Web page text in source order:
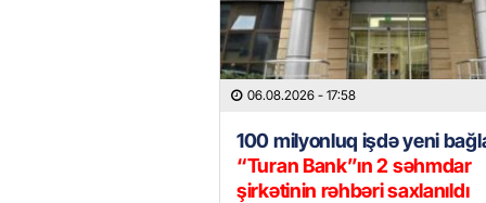
06.08.2026 - 17:58
100 milyonluq işdə yeni
“Turan Bank”ın 2 səhmdar
şirkətinin rəhbəri saxlanıldı